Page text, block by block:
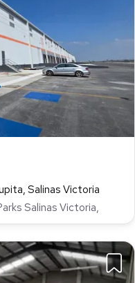
Salinas Victoria
Salinas Victoria,